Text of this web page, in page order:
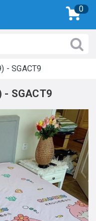
0
- SGACT9
- SGACT9